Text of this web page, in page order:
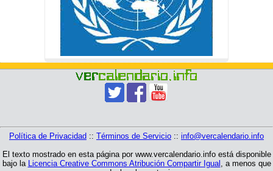
Política de Privacidad :: Términos de Servicio :: info@vercalendario.info
El texto mostrado en esta página por www.vercalendario.info está disponible
bajo la Licencia Creative Commons Atribución Compartir Igual , a menos que